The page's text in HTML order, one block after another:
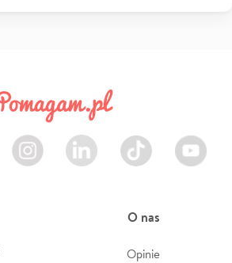
Instagram LinkedIn TikTok Youtube
O nas
Opinie